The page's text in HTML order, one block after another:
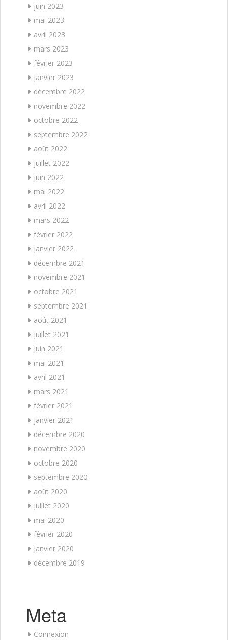
juin 2023
mai 2023
avril 2023
mars 2023
février 2023
janvier 2023
décembre 2022
novembre 2022
octobre 2022
septembre 2022
août 2022
juillet 2022
juin 2022
mai 2022
avril 2022
mars 2022
février 2022
janvier 2022
décembre 2021
novembre 2021
octobre 2021
septembre 2021
août 2021
juillet 2021
juin 2021
mai 2021
avril 2021
mars 2021
février 2021
janvier 2021
décembre 2020
novembre 2020
octobre 2020
septembre 2020
août 2020
juillet 2020
mai 2020
février 2020
janvier 2020
décembre 2019
Meta
Connexion